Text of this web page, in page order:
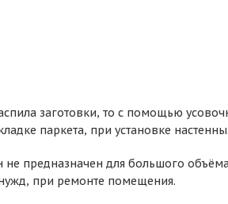
заготовки, то с помощью
паркета, при установке
не предназначен для большого
при ремонте помещения.